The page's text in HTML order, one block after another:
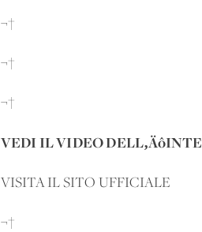
¬†
¬†
¬†
VEDI IL VIDEO
VISITA IL SITO UFFICIALE
¬†